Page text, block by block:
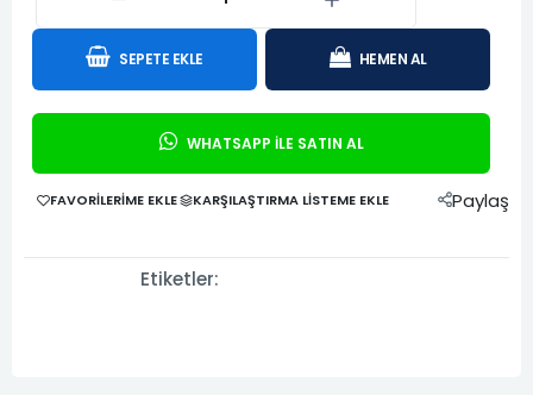
SEPETE EKLE HEMEN AL
WHATSAPP İLE SATIN AL
FAVORILERIME EKLE KARŞILAŞTIRMA LISTEME EKLE Paylaş
Etiketler: